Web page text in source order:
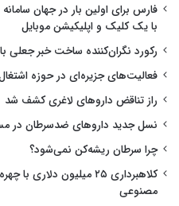
فارس برای اولین بار در جهان
با یک کلیک و اپلیکیشن موبایل
رکورد نگران‌کننده ساخت خبر
فعالیت‌های جزیره‌ای در حوزه
راز تناقض داروهای لاغری کشف شد
نسل جدید داروهای ضدسرطان در
چرا سرطان ریشه‌کن نمی‌شود؟
کلاهبرداری ۲۵ میلیون
مصنوعی